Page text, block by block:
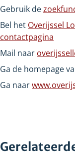
Gebruik de
Bel het Overijssel
contactpagina
Mail naar
Ga de homepage
Ga naar